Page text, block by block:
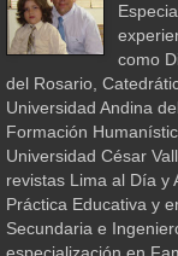
como
del Rosario,
Universidad Andina
Formación
Universidad César
revistas Lima al Día y
Práctica Educativa y
Secundaria e